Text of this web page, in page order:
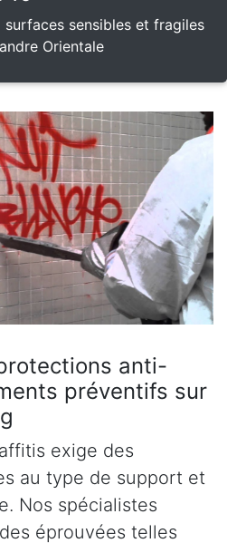
sensibles et fragiles
Orientale
anti-
préventifs sur
exige des
au type de support et
Nos spécialistes
éprouvées telles